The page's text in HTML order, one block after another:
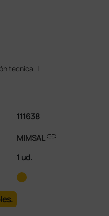
técnica |
111638
MIMSALlink
1 ud.